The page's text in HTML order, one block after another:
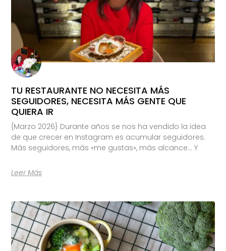
TU RESTAURANTE NO NECESITA MÁS
SEGUIDORES, NECESITA MÁS GENTE QUE
QUIERA IR
{Marzo 2026} Durante años se nos ha vendido la idea
de que crecer en Instagram es acumular seguidores.
Más seguidores, más «me gustas», más alcance… Y
Leer Más